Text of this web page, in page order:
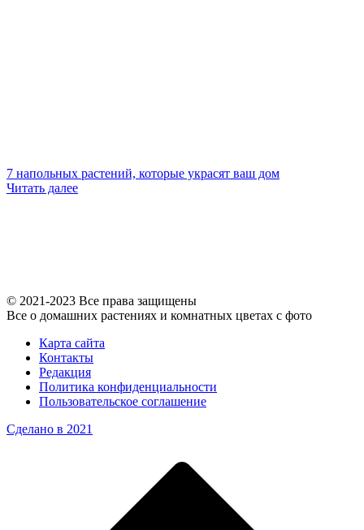
7 напольных растений, которые украсят ваш дом
Читать далее
© 2021-2023 Все права защищены
Все о домашних растениях и комнатных цветах с фото
Карта сайта
Контакты
Редакция
Политика конфиденциальности
Пользовательское соглашение
Сделано в 2021